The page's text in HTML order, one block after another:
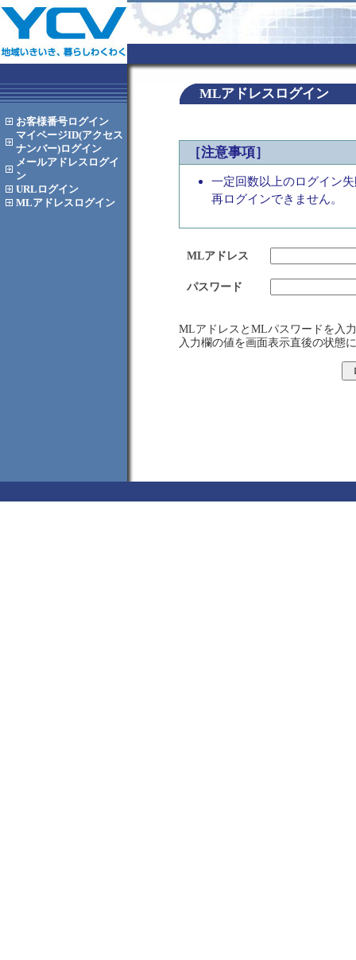
お客様番号ログイン
マイページID(アクセス
ナンバー)ログイン
メールアドレス ログイ
ン
URL ログイン
MLアドレス ログイン
MLアドレスログイン
［注意事項］
一定回数以上のログイン
再ログインできません。
MLアドレス
パスワード
MLアドレスとMLパスワードを入
入力欄の値を画面表示直後の状態